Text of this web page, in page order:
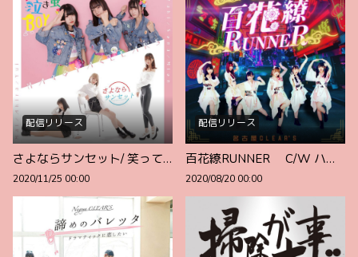
配信リリース
さよならサンセット/ 笑って、泣き虫BOY
2020/11/25 00:00
配信リリース
百花繚RUNNER C/W ハウリング
2020/08/20 00:00